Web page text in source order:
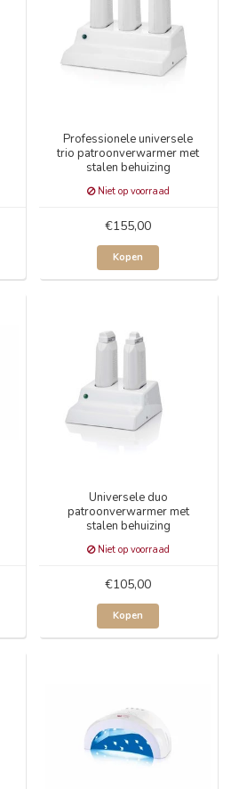
Professionele universele
trio patroonverwarmer met
stalen behuizing
Niet op voorraad
€155,00
Kopen
Universele duo
patroonverwarmer met
stalen behuizing
Niet op voorraad
€105,00
Kopen